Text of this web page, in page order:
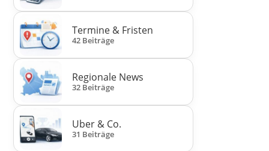
Termine & Fristen
42 Beiträge
Regionale News
32 Beiträge
Uber & Co.
31 Beiträge